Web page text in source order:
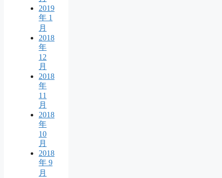
2019
年 1
月
2018
年
12
月
2018
年
11
月
2018
年
10
月
2018
年 9
月